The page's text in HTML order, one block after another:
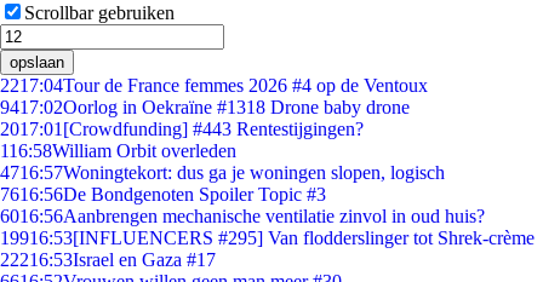
Scrollbar gebruiken
opslaan
2217:04Tour de France femmes 2026 #4 op de Ventoux
9417:02Oorlog in Oekraïne #1318 Drone baby drone
2017:01 [Crowdfunding] #443 Rentestijgingen?
116:58William Orbit overleden
4716:57Woningtekort: dus ga je woningen slopen, logisch
7616:56De Bondgenoten Spoiler Topic #3
6016:56Aanbrengen mechanische ventilatie zinvol in oud huis?
19916:53[INFLUENCERS #295] Van flodderslinger tot Shrek-crème
22216:53Israel en Gaza #17